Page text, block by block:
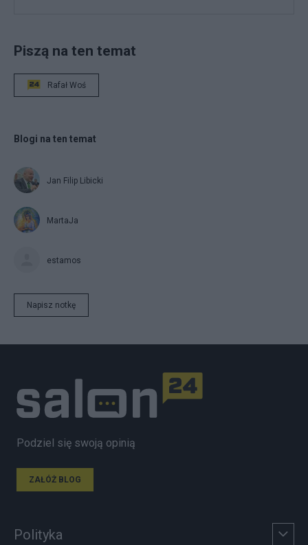
Piszą na ten temat
Rafał Woś
Blogi na ten temat
Jan Filip Libicki
MartaJa
estamos
Napisz notkę
Podziel się swoją opinią
ZAŁÓŻ BLOG
Polityka